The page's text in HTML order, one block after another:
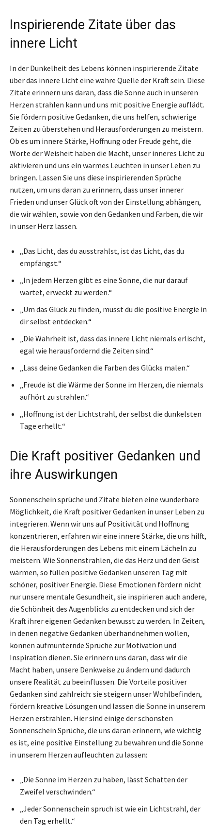
Inspirierende Zitate über das
innere Licht
In der Dunkelheit des Lebens können inspirierende Zitate
über das innere Licht eine wahre Quelle der Kraft sein. Diese
Zitate erinnern uns daran, dass die Sonne auch in unseren
Herzen strahlen kann und uns mit positive Energie auflädt.
Sie fördern positive Gedanken, die uns helfen, schwierige
Zeiten zu überstehen und Herausforderungen zu meistern.
Ob es um innere Stärke, Hoffnung oder Freude geht, die
Worte der Weisheit haben die Macht, unser inneres Licht zu
aktivieren und uns ein warmes Leuchten in unser Leben zu
bringen. Lassen Sie uns diese inspirierenden Sprüche
nutzen, um uns daran zu erinnern, dass unser innerer
Frieden und unser Glück oft von der Einstellung abhängen,
die wir wählen, sowie von den Gedanken und Farben, die wir
in unser Herz lassen.
„Das Licht, das du ausstrahlst, ist das Licht, das du
empfängst.“
„In jedem Herzen gibt es eine Sonne, die nur darauf
wartet, erweckt zu werden.“
„Um das Glück zu finden, musst du die positive Energie in
dir selbst entdecken.“
„Die Wahrheit ist, dass das innere Licht niemals erlischt,
egal wie herausfordernd die Zeiten sind.“
„Lass deine Gedanken die Farben des Glücks malen.“
„Freude ist die Wärme der Sonne im Herzen, die niemals
aufhört zu strahlen.“
„Hoffnung ist der Lichtstrahl, der selbst die dunkelsten
Tage erhellt.“
Die Kraft positiver Gedanken und
ihre Auswirkungen
Sonnenschein sprüche und Zitate bieten eine wunderbare
Möglichkeit, die Kraft positiver Gedanken in unser Leben zu
integrieren. Wenn wir uns auf Positivität und Hoffnung
konzentrieren, erfahren wir eine innere Stärke, die uns hilft,
die Herausforderungen des Lebens mit einem Lächeln zu
meistern. Wie Sonnenstrahlen, die das Herz und den Geist
wärmen, so füllen positive Gedanken unseren Tag mit
schöner, positiver Energie. Diese Emotionen fördern nicht
nur unsere mentale Gesundheit, sie inspirieren auch andere,
die Schönheit des Augenblicks zu entdecken und sich der
Kraft ihrer eigenen Gedanken bewusst zu werden. In Zeiten,
in denen negative Gedanken überhandnehmen wollen,
können aufmunternde Sprüche zur Motivation und
Inspiration dienen. Sie erinnern uns daran, dass wir die
Macht haben, unsere Denkweise zu ändern und dadurch
unsere Realität zu beeinflussen. Die Vorteile positiver
Gedanken sind zahlreich: sie steigern unser Wohlbefinden,
fördern kreative Lösungen und lassen die Sonne in unserem
Herzen erstrahlen. Hier sind einige der schönsten
Sonnenschein Sprüche, die uns daran erinnern, wie wichtig
es ist, eine positive Einstellung zu bewahren und die Sonne
in unserem Herzen aufleuchten zu lassen:
„Die Sonne im Herzen zu haben, lässt Schatten der
Zweifel verschwinden.“
„Jeder Sonnenschein spruch ist wie ein Lichtstrahl, der
den Tag erhellt.“